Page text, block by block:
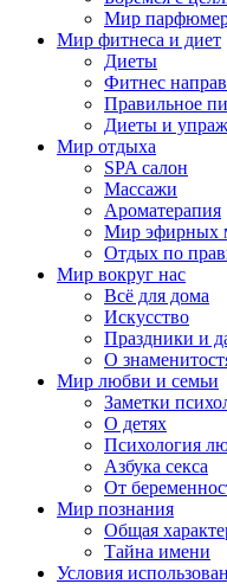
Мир
Мир фитнеса и диет
Диеты
Фитнес
Правильное
Диеты и
Мир отдыха
SPA салон
Массажи
Ароматерапия
Мир эфирных
Отдых по
Мир вокруг нас
Всё для дома
Искусство
Праздники и
О
Мир любви и семьи
Заметки
О детях
Психология
Азбука секса
От
Мир познания
Общая
Тайна имени
Условия